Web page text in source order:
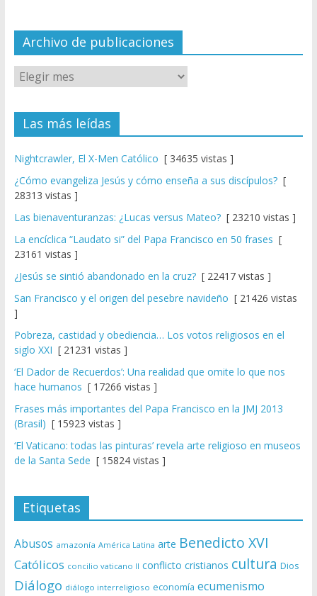
el
Archivo de publicaciones
Las más leídas
Nightcrawler, El X-Men Católico [ 34635 vistas ]
¿Cómo evangeliza Jesús y cómo enseña a sus discípulos?[
28313 vistas ]
Las bienaventuranzas: ¿Lucas versus Mateo?[ 23210 vistas ]
La encíclica “Laudato si” del Papa Francisco en 50 frases [
23161 vistas ]
¿Jesús se sintió abandonado en la cruz?[ 22417 vistas ]
San Francisco y el origen del pesebre navideño [ 21426 vistas
]
Pobreza, castidad y obediencia… Los votos religiosos en el
siglo XXI [ 21231 vistas ]
‘El Dador de Recuerdos’: Una realidad que omite lo que nos
hace humanos [ 17266 vistas ]
Frases más importantes del Papa Francisco en la JMJ 2013
(Brasil) [ 15923 vistas ]
‘El Vaticano: todas las pinturas’ revela arte religioso en museos
de la Santa Sede [ 15824 vistas ]
Etiquetas
Abusos amazonía América Latina arte Benedicto XVI
Católicos concilio vaticano II conflicto cristianos cultura Dios
Diálogo diálogo interreligioso economía ecumenismo